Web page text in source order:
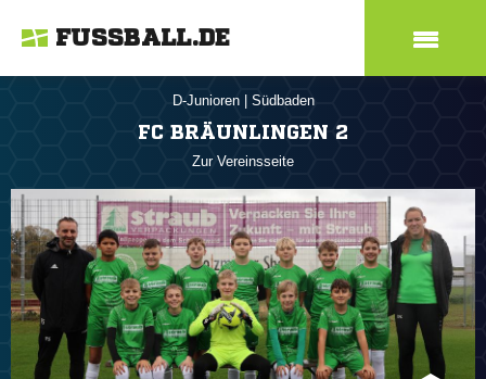
FUSSBALL.DE
D-Junioren Südbaden
FC BRÄUNLINGEN 2
Zur Vereinsseite